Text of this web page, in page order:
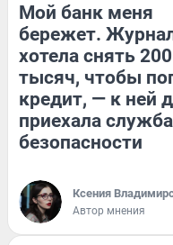
Мой банк меня
бережет.
хотела снять 200
тысяч, чтобы
кредит, — к ней
приехала служба
безопасности
Ксения
Автор мнения